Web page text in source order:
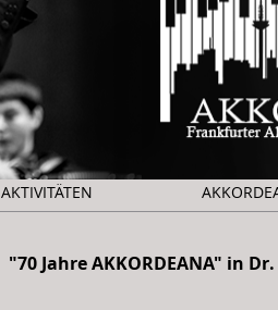
AKTIVITÄTEN
"70 JahreAKKORDEANA" in